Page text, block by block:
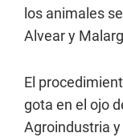
los animales
Alvear y
El
gota en el ojo
Agroindustria